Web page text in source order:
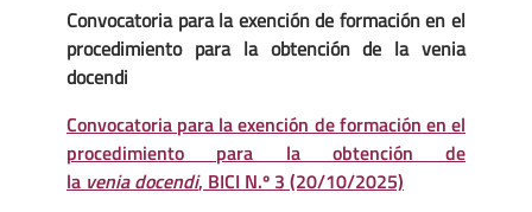
Convocatoria para la exención de formación en el
procedimiento para la obtención de la venia
docendi
Convocatoria para la exención de formación en el
procedimiento para la obtención de
la venia docendi, BICI N.º 3 (20/10/2025)